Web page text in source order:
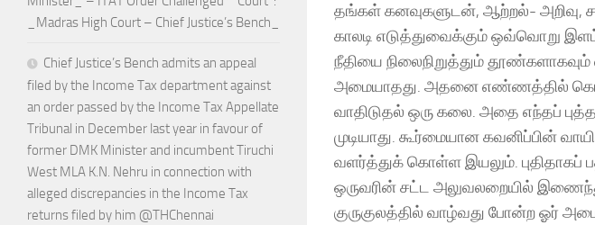
தங்கள் கனவுகளுடன், ஆற்றல்- அறிவு,
காலடி எடுத்துவைக்கும் ஒவ்வொறு
நீதியை நிலைநிறுத்தும்
அமையாதது. அதனை எண்ணத்தில்
வாதிடுதல் ஒரு கலை. அதை எந்தப்
முடியாது. கூர்மையான கவனிப்பின்
வளர்த்துக் கொள்ள இயலும். புதிதாகப்
ஒருவரின் சட்ட அலுவலறையில்
குருகுலத்தில் வாழ்வது போன்ற ஓர்
_Madras High Court – Chief Justice’s Bench_
Chief Justice’s Bench admits an appeal
filed by the Income Tax department against
an order passed by the Income Tax Appellate
Tribunal in December last year in favour of
former DMK Minister and incumbent Tiruchi
West MLA K.N. Nehru in connection with
alleged discrepancies in the Income Tax
returns filed by him @THChennai